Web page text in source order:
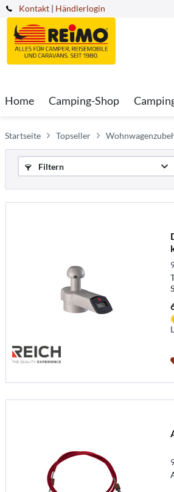
Kontakt | Händlerlogin
Home Camping-Shop
Startseite Topseller
Filtern